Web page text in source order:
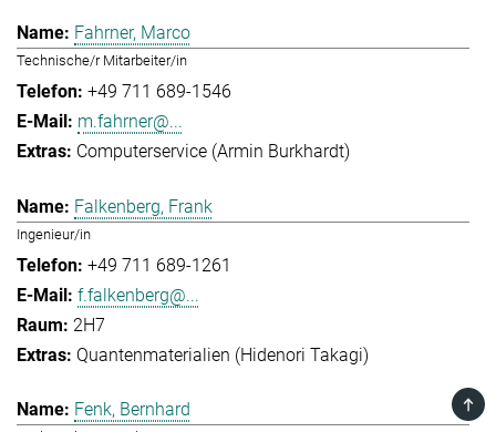
Fahrner, Marco
Technische/r Mitarbeiter/in
+49 711 689-1546
m.fahrner@...
Computerservice (Armin Burkhardt)
Falkenberg, Frank
Ingenieur/in
+49 711 689-1261
f.falkenberg@...
2H7
Quantenmaterialien (Hidenori Takagi)
Fenk, Bernhard TOP